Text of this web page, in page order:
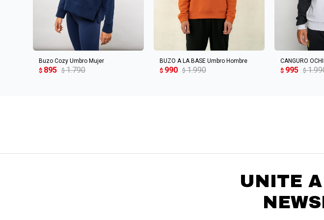
Buzo Cozy Umbro Mujer
$ 895 $ 1.790
AGREGAR AL CARRITO
BUZO A LA BASE Umbro Hombre
$ 990 $ 1.990
AGREGAR AL CARRITO
CANGURO
$ 995 $
UNITE